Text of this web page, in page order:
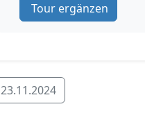
Tour ergänzen
23.11.2024